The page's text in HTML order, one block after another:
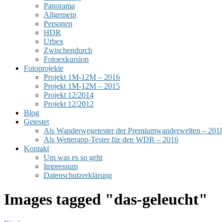
Panorama
Allgemein
Personen
HDR
Urbex
Zwischendurch
Fotoexkursion
Fotoprojekte
Projekt 1M-12M – 2016
Projekt 1M-12M – 2015
Projekt 12/2014
Projekt 12/2012
Blog
Getestet
Als Wanderwegetester der Premiumwanderwelten –
Als Wetterapp-Tester für den WDR – 2016
Kontakt
Um was es so geht
Impressum
Datenschutzerklärung
Images tagged "das-geleucht"